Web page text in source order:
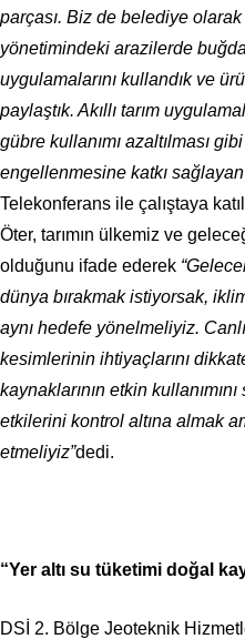
parçası. Biz de belediye
yönetimindeki arazilerde
uygulamalarını kullandık ve
paylaştık. Akıllı tarım
gübre kullanımı azaltılması
engellenmesine katkı
Telekonferans ile çalıştaya
Öter, tarımın ülkemiz ve
olduğunu ifade ederek
dünya bırakmak istiyorsak,
aynı hedefe yönelmeliyiz.
kesimlerinin ihtiyaçlarını
kaynaklarının etkin
etkilerini kontrol altına almak
etmeliyiz”dedi.
“Yer altı su tüketimi doğal
DSİ 2. Bölge Jeoteknik